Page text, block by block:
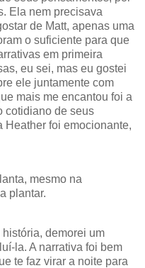
Ela nem precisava
de Matt, apenas uma
o suficiente para que
em primeira
eu sei, mas eu gostei
ele juntamente com
mais me encantou foi a
cotidiano de seus
Heather foi emocionante,
mesmo na
plantar.
demorei um
la. A narrativa foi bem
te faz virar a noite para